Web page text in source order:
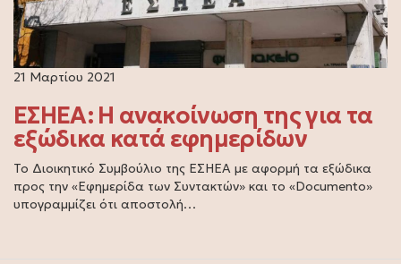
21 Μαρτίου 2021
ΕΣΗΕΑ: Η ανακοίνωση της για τα
εξώδικα κατά εφημερίδων
Το Διοικητικό Συμβούλιο της ΕΣΗΕΑ με αφορμή τα εξώδικα
προς την «Εφημερίδα των Συντακτών» και το «Documento»
υπογραμμίζει ότι αποστολή…